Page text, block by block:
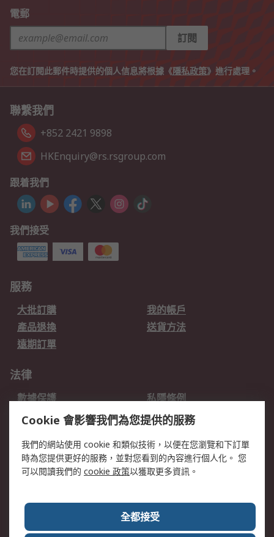
電郵
訂閱
您在訂閱此郵件時提供的個人信息將根據《隱私政策》進行處理。
聯繫我們
+852 2421 9898
HKEnquiry@rs.rsgroup.com
跟着我們
我們接受
服務
大批訂購
我的帳戶
產品退換
送貨方法
遠期訂單
法律
數據保護
私隱條例
網站條款
郵件安全
關於RS
全球辦事處
加入我們
關於RS
Cookie 會影響我們為您提供的服務
我們的網站使用 cookie 和類似技術，以便在您瀏覽和下訂單
時為您提供更好的服務，並對您看到的內容進行個人化。 您
可以閱讀我們的 cookie 政策以獲取更多資訊。
全都接受